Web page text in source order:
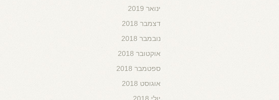
ינואר 2019
דצמבר 2018
נובמבר 2018
אוקטובר 2018
ספטמבר 2018
אוגוסט 2018